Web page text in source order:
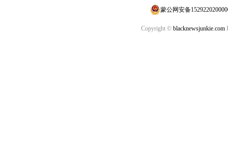
蒙公网安备
Copyright © blacknewsjunkie.com